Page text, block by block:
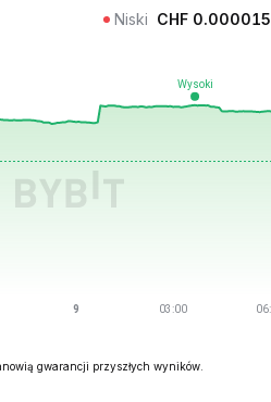
Niski CHF 0.000015
gwarancji przyszłych wyników.